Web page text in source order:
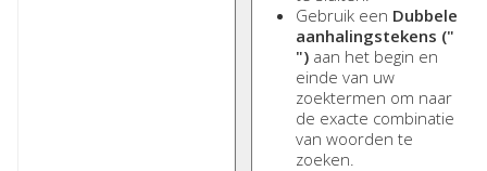
Gebruik een Dubbele
aanhalingstekens ("
") aan het begin en
einde van uw
zoektermen om naar
de exacte combinatie
van woorden te
zoeken.